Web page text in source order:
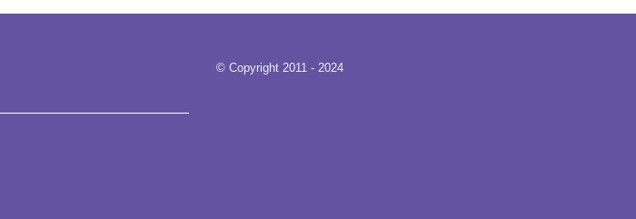
© Copyright 2011 - 2024